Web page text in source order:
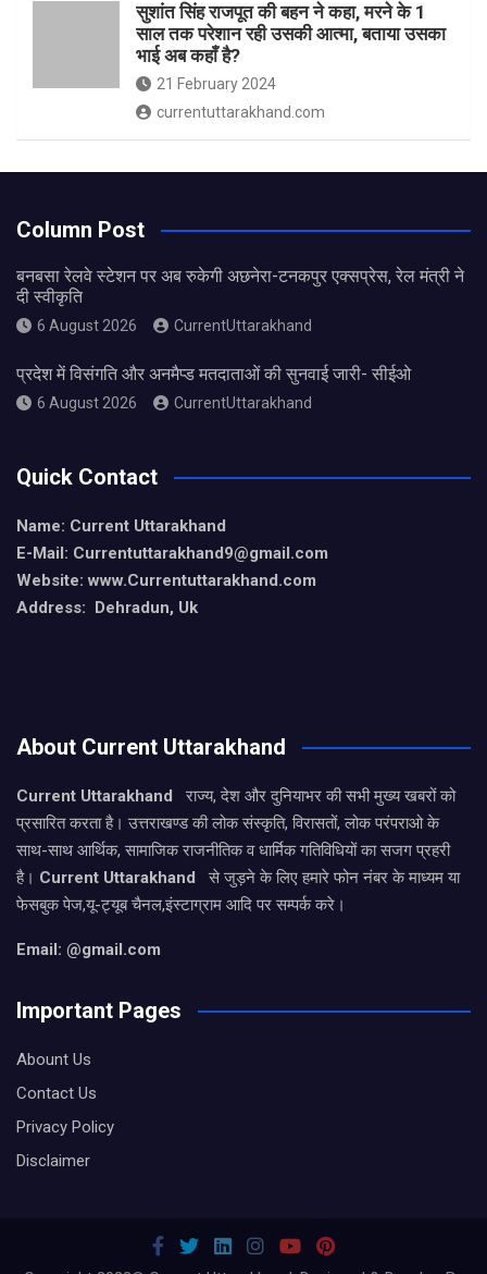
सुशांत सिंह राजपूत की बहन ने कहा, मरने के 1
साल तक परेशान रही उसकी आत्मा, बताया उसका
भाई अब कहाँ है?
21 February 2024
currentuttarakhand.com
Column Post
बनबसा रेलवे स्टेशन पर अब रुकेगी अछनेरा-टनकपुर एक्सप्रेस, रेल मंत्री ने
दी स्वीकृति
6 August 2026 CurrentUttarakhand
प्रदेश में विसंगति और अनमैप्ड मतदाताओं की सुनवाई जारी- सीईओ
6 August 2026 CurrentUttarakhand
Quick Contact
Name: Current Uttarakhand
E-Mail: Currentuttarakhand9@gmail.com
Website: www.Currentuttarakhand.com
Address: Dehradun, Uk
About Current Uttarakhand
Current Uttarakhand
राज्य, देश और दुनियाभर की सभी मुख्य खबरों को
प्रसारित करता है। उत्तराखण्ड की लोक संस्कृति, विरासतों, लोक परंपराओ के
साथ-साथ आर्थिक, सामाजिक राजनीतिक व धार्मिक गतिविधियों का सजग प्रहरी
है। Current Uttarakhand
से जुड़ने के लिए हमारे फोन नंबर के माध्यम या
फेसबुक पेज,यू-ट्यूब चैनल,इंस्टाग्राम आदि पर सम्पर्क करे।
Email: @gmail.com
Important Pages
Abount Us
Contact Us
Privacy Policy
Disclaimer